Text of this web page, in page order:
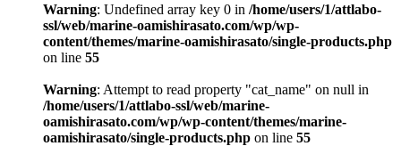
Warning: Undefined array key 0 in /home/users/1/attlabo-
ssl/web/marine-oamishirasato.com/wp/wp-
content/themes/marine-oamishirasato/single-products.php
on line 55
Warning: Attempt to read property "cat_name" on null in
/home/users/1/attlabo-ssl/web/marine-
oamishirasato.com/wp/wp-content/themes/marine-
oamishirasato/single-products.php on line 55